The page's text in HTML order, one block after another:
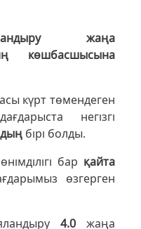
жаңа
көшбасшысына
күрт төмендеген
негізгі
бірі болды.
бар қайта
өзгерген
4.0 жаңа